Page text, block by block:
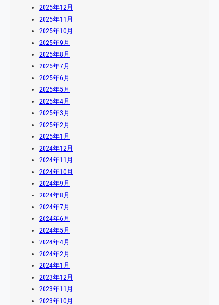
2025年12月
2025年11月
2025年10月
2025年9月
2025年8月
2025年7月
2025年6月
2025年5月
2025年4月
2025年3月
2025年2月
2025年1月
2024年12月
2024年11月
2024年10月
2024年9月
2024年8月
2024年7月
2024年6月
2024年5月
2024年4月
2024年2月
2024年1月
2023年12月
2023年11月
2023年10月